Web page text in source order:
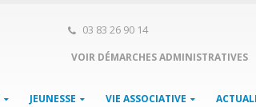
03 83 26 90 14
VOIR DÉMARCHES ADMINISTRATIVES
JEUNESSE VIE ASSOCIATIVE